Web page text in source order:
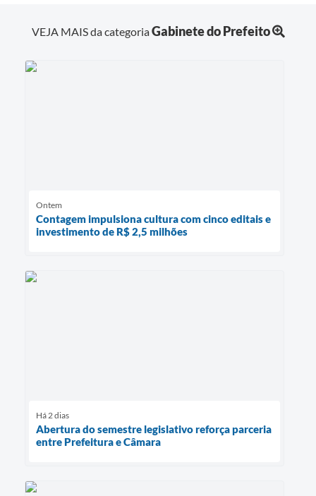
VEJA MAIS da categoriaGabinete do Prefeito
Ontem
Contagem impulsiona cultura com cinco editais e
investimento de R$ 2,5 milhões
Há 2 dias
Abertura do semestre legislativo reforça parceria
entre Prefeitura e Câmara